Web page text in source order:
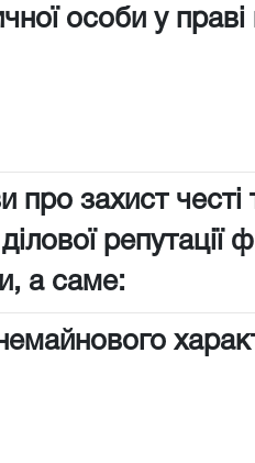
особи у праві
про захист честі
репутації
а саме: